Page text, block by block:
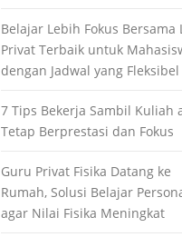
Belajar Lebih Fokus Bersama
Privat Terbaik untuk
dengan Jadwal yang Fleksibel
7 Tips Bekerja Sambil Kuliah
Tetap Berprestasi dan Fokus
Guru Privat Fisika Datang ke
Rumah, Solusi Belajar
agar Nilai Fisika Meningkat